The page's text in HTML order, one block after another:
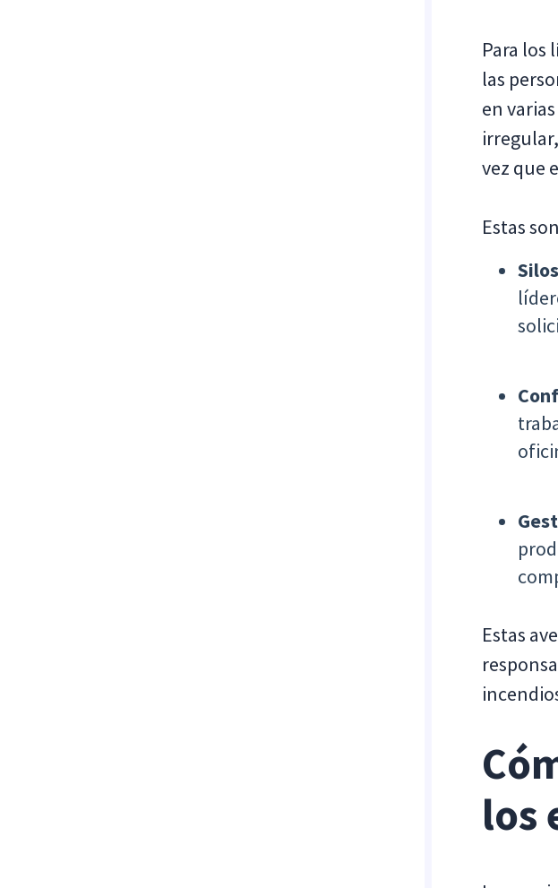
Para los
las
en
vez que
Estas
Estas
los